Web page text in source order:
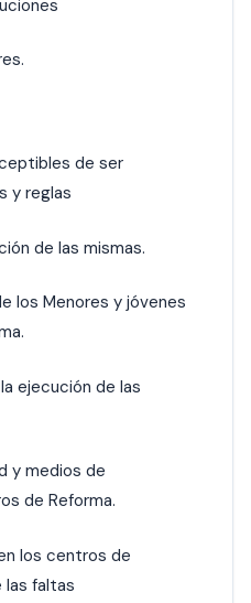
de ser
y reglas
de las mismas.
los Menores y jóvenes
ejecución de las
y medios de
de Reforma.
los centros de
las faltas